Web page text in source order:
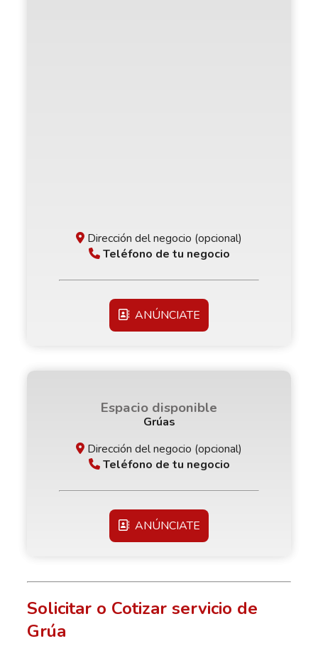
Dirección del negocio (opcional)
Teléfono de tu negocio
ANÚNCIATE
Espacio disponible
Grúas
Dirección del negocio (opcional)
Teléfono de tu negocio
ANÚNCIATE
Solicitar o Cotizar servicio de
Grúa